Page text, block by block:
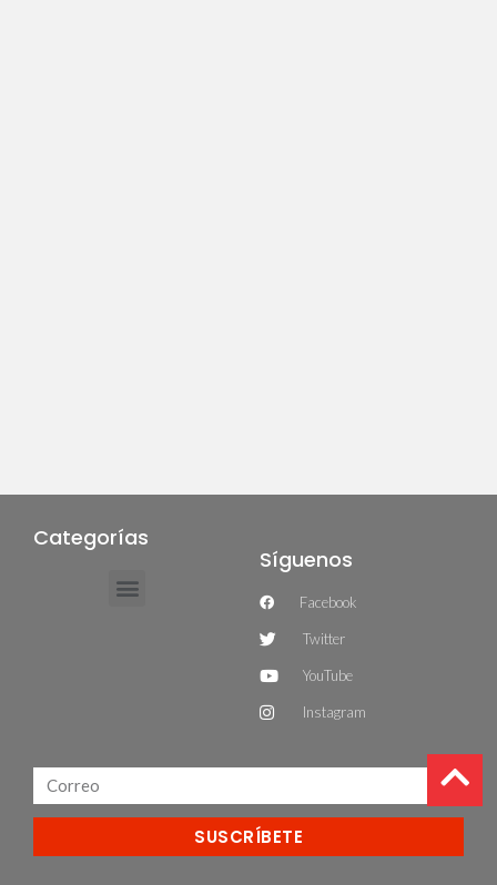
Categorías
Síguenos
Facebook
Twitter
YouTube
Instagram
SUSCRÍBETE